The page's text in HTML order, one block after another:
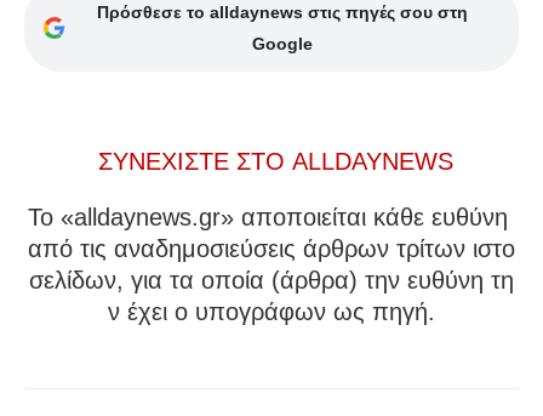
Πρόσθεσε το alldaynews στις πηγές σου στη
Google
ΣΥΝΕΧΙΣΤΕ ΣΤΟ ALLDAYNEWS
To «alldaynews.gr» αποποιείται κάθε ευθύνη
από τις αναδημοσιεύσεις άρθρων τρίτων ιστο
σελίδων, για τα οποία (άρθρα) την ευθύνη τη
ν έχει ο υπογράφων ως πηγή.